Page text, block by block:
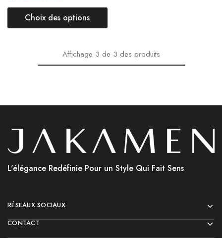
Choix des options
Affichage 3 de 3 des produits
L'élégance Redéfinie Pour un Style Qui Fait Sens
RÉSEAUX SOCIAUX
CONTACT